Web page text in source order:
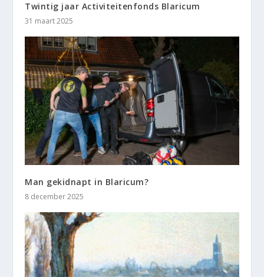
Twintig jaar Activiteitenfonds Blaricum
31 maart 2025
Man gekidnapt in Blaricum?
8 december 2025